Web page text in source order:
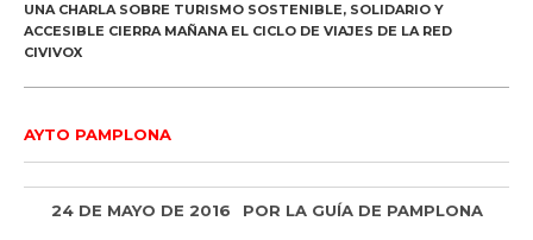
UNA CHARLA SOBRE TURISMO SOSTENIBLE, SOLIDARIO Y
ACCESIBLE CIERRA MAÑANA EL CICLO DE VIAJES DE LA RED
CIVIVOX
AYTO PAMPLONA
24 DE MAYO DE 2016 POR LA GUÍA DE PAMPLONA